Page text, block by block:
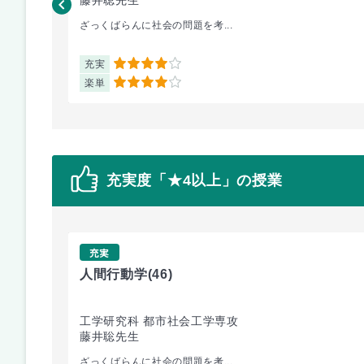
ざっくばらんに社会の問題を考...
充実 4
楽単 4
充実度「★4以上」の授業
充実
人間行動学(46)
工学研究科 都市社会工学専攻
藤井聡先生
ざっくばらんに社会の問題を考...